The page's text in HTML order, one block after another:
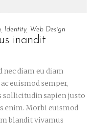
Identity, Web Design
inandit
diam eu diam
euismod semper,
sapien justo
enim. Morbi euismod
blandit vivamus